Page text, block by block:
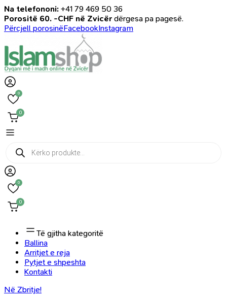
Na telefononi: +41 79 469 50 36
Porositë 60. -CHF në Zvicër dërgesa pa pagesë.
Përcjell porosinëFacebookInstagram
0
0
Products
search
0
0
Të gjitha kategoritë
Ballina
Arritjet e reja
Pytjet e shpeshta
Kontakti
Në Zbritje!